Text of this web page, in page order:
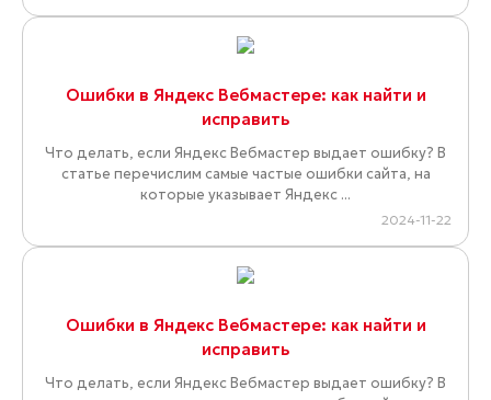
Ошибки в Яндекс Вебмастере: как найти и
исправить
Что делать, если Яндекс Вебмастер выдает ошибку? В
статье перечислим самые частые ошибки сайта, на
которые указывает Яндекс ...
2024-11-22
Ошибки в Яндекс Вебмастере: как найти и
исправить
Что делать, если Яндекс Вебмастер выдает ошибку? В